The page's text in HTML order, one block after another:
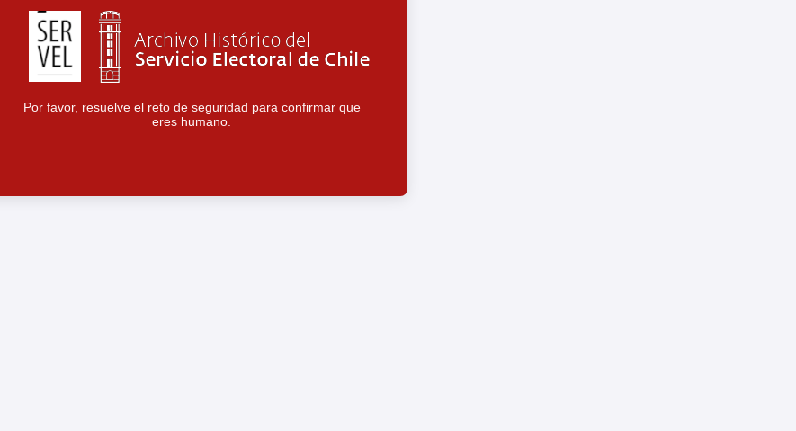
Por favor, resuelve el reto de seguridad para confirmar que
eres humano.